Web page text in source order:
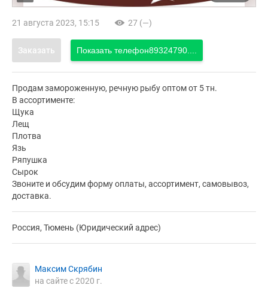
21 августа 2023, 15:15 27 (—)
Заказать Показать телефон89324790....
Продам замороженную, речную рыбу оптом от 5 тн.
В ассортименте:
Щука
Лещ
Плотва
Язь
Ряпушка
Сырок
Звоните и обсудим форму оплаты, ассортимент, самовывоз,
доставка.
Россия, Тюмень (Юридический адрес)
Максим Скрябин
на сайте с 2020 г.